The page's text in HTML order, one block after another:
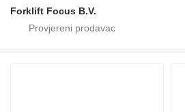
Forklift Focus B.V.